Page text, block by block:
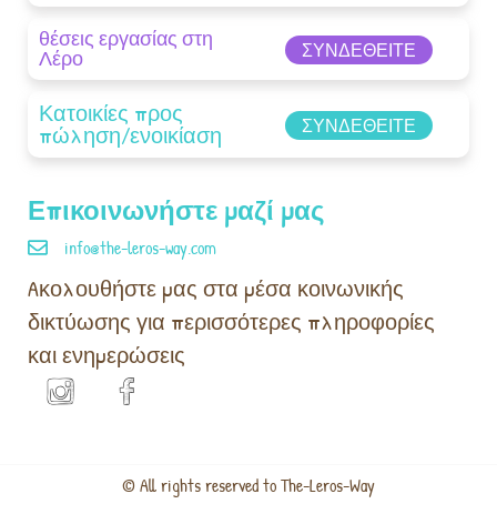
Επικοινωνήστε μαζί μας
info@the-leros-way.com
Aκολουθήστε μας στα μέσα κοινωνικής
δικτύωσης για περισσότερες πληροφορίες
και ενημερώσεις
θέσεις εργασίας στη
Λέρο ΣΥΝΔΕΘΕΊΤΕ
Κατοικίες προς
πώληση/ενοικίαση ΣΥΝΔΕΘΕΊΤΕ
© All rights reserved to The-Leros-Way